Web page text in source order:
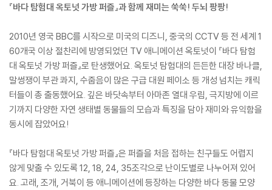
『바다 탐험대 옥토넛 가방 퍼즐』과 함께 재미는 쑥쑥! 두뇌 팡팡!
2010년 영국 BBC를 시작으로 미국의 디즈니, 중국의 CCTV 등 전 세계 1
60개국 이상 절찬리에 방영되었던 TV 애니메이션 옥토넛이 『바다 탐험
대 옥토넛 가방 퍼즐』로 탄생했어요. 옥토넛 탐험대의 든든한 대장 바나클,
말썽쟁이 부관 콰지, 수줍음이 많은 구급 대원 페이소 등 개성 넘치는 캐릭
터들이 총 출동했어요. 깊은 바닷속부터 아마존 열대 우림, 극지방에 이르
기까지 다양한 자연 생태별 동물들의 모습과 특징을 담아 재미와 유익함을
동시에 잡았어요!
『바다 탐험대 옥토넛 가방 퍼즐』은 퍼즐을 처음 접하는 친구들도 어렵지
않게 맞출 수 있도록 12, 18, 24, 35조각으로 난이도별로 나누어져 있어
요. 고래, 조개, 거북이 등 애니메이션에 등장하는 다양한 바다 동물 모양